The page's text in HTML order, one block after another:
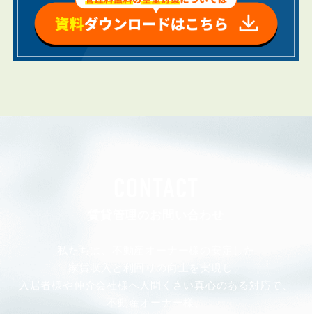
入居者様や仲介会社様へ人間くさい真心のある対応で、